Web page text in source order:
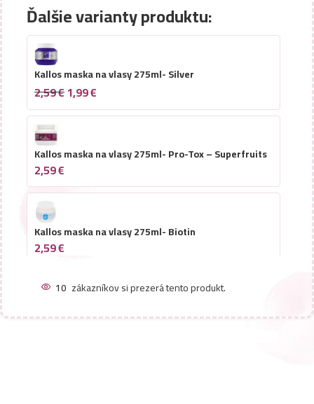
Ďalšie varianty produktu:
Kallos maska na vlasy 275ml- Silver
2,59€1,99€
Kallos maska na vlasy 275ml- Pro-Tox – Superfruits
2,59€
Kallos maska na vlasy 275ml- Biotin
2,59€
2,59€
10 zákazníkov si prezerá tento produkt.